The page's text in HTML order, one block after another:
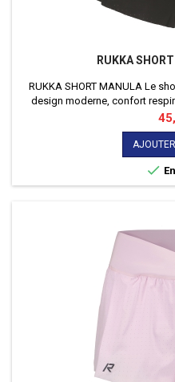
RUKKA
RUKKA SHORT MANULA Le
design moderne, confort
toutesPrix
